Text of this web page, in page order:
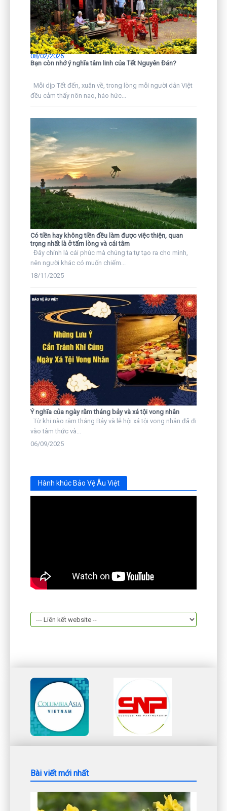
Bạn còn nhớ ý nghĩa tâm linh của Tết Nguyên Đán?
08/02/2026
Mỗi dịp Tết đến, xuân về, trong lòng mỗi người dân Việt
đều cảm thấy nôn nao, háo hức...
Có tiền hay không tiền đều làm được việc thiện, quan
trọng nhất là ở tấm lòng và cái tâm
Đây chính là cái phúc mà chúng ta tự tạo ra cho mình,
nên người khác có muốn chiếm...
18/11/2025
Ý nghĩa của ngày rằm tháng bảy và xá tội vong nhân
Từ khi nào rằm tháng Bảy và lễ hội xá tội vong nhân đã đi
vào tâm thức và...
06/09/2025
Hành khúc Bảo Vệ Âu Việt
Bài viết mới nhất